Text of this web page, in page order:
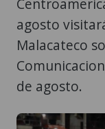
agosto
Malacateco
de agosto.